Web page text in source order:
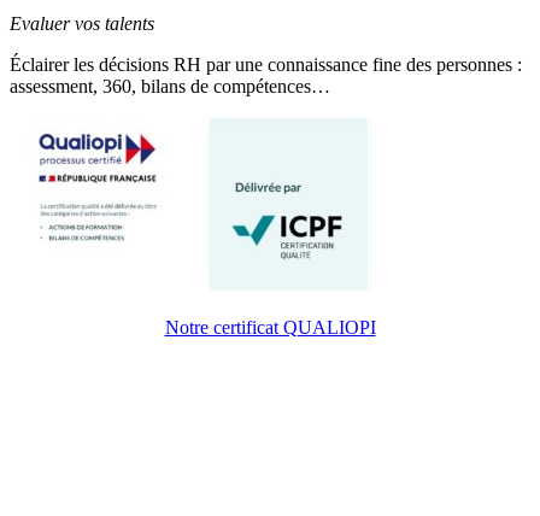
Evaluer vos talents
Éclairer les décisions RH par une connaissance fine des personnes :
assessment, 360, bilans de compétences…
Notre certificat QUALIOPI